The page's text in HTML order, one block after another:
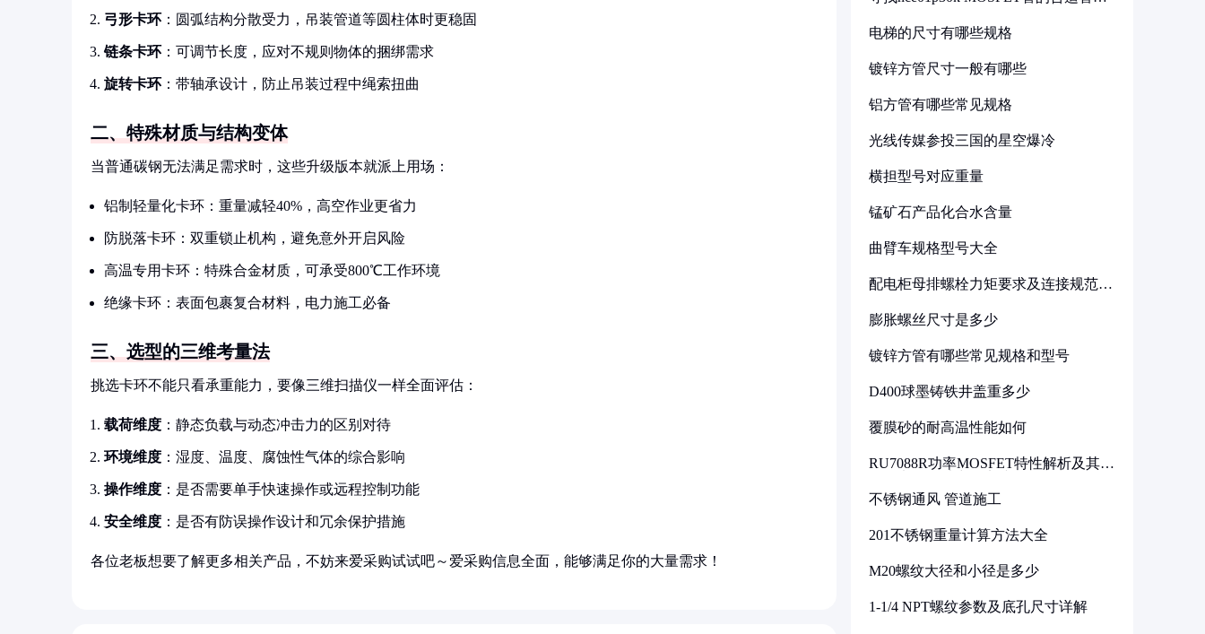
弓形卡环 ：圆弧结构分散受力，吊装管道等圆柱体时更稳固
链条卡环 ：可调节长度，应对不规则物体的捆绑需求
旋转卡环 ：带轴承设计，防止吊装过程中绳索扭曲
二、特殊材质与结构变体
当普通碳钢无法满足需求时，这些升级版本就派上用场：
铝制轻量化卡环：重量减轻40%，高空作业更省力
防脱落卡环：双重锁止机构，避免意外开启风险
高温专用卡环：特殊合金材质，可承受800℃工作环境
绝缘卡环：表面包裹复合材料，电力施工必备
三、选型的三维考量法
挑选卡环不能只看承重能力，要像三维扫描仪一样全面评估：
载荷维度 ：静态负载与动态冲击力的区别对待
环境维度 ：湿度、温度、腐蚀性气体的综合影响
操作维度 ：是否需要单手快速操作或远程控制功能
安全维度 ：是否有防误操作设计和冗余保护措施
各位老板想要了解更多相关产品，不妨来爱采购试试吧～爱采购信息全面，能够满足你的大量需求！
电梯的尺寸有哪些规格
镀锌方管尺寸一般有哪些
铝方管有哪些常见规格
光线传媒参投三国的星空爆冷
横担型号对应重量
锰矿石产品化合水含量
曲臂车规格型号大全
配电柜母排螺栓力矩要求及连接规范详
膨胀螺丝尺寸是多少
镀锌方管有哪些常见规格和型号
D400球墨铸铁井盖重多少
覆膜砂的耐高温性能如何
RU7088R功率MOSFET特性解析及其在
不锈钢通风 管道施工
201不锈钢重量计算方法大全
M20螺纹大径和小径是多少
1-1/4 NPT螺纹参数及底孔尺寸详解